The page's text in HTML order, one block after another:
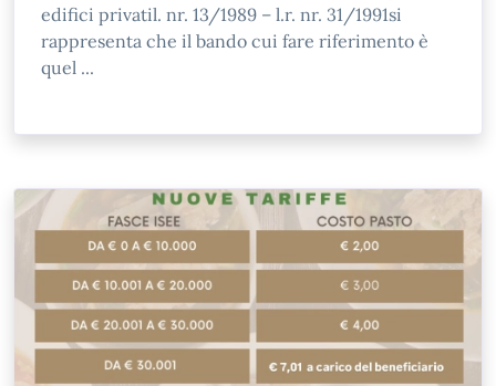
edifici privatil. nr. 13/1989 – l.r. nr. 31/1991si
rappresenta che il bando cui fare riferimento è
quel ...